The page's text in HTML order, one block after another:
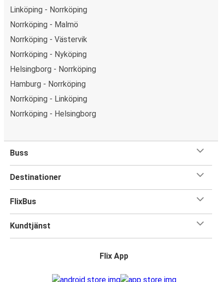
Linköping - Norrköping
Norrköping - Malmö
Norrköping - Västervik
Norrköping - Nyköping
Helsingborg - Norrköping
Hamburg - Norrköping
Norrköping - Linköping
Norrköping - Helsingborg
Buss
Destinationer
FlixBus
Kundtjänst
Flix App